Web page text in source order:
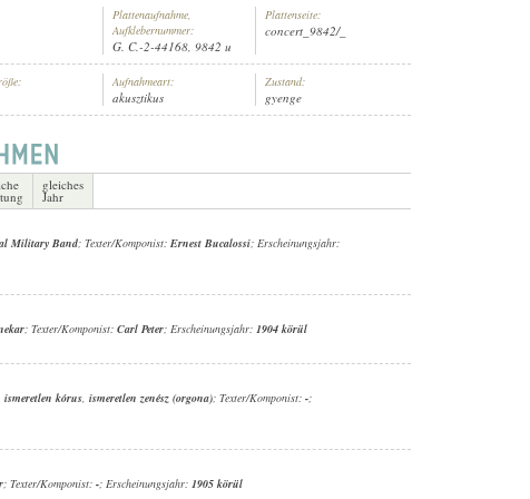
Plattenaufnahme,
Aufklebernummer:
G. C.-2-44168, 9842 u
Plattenseite:
concert_9842/_
Aufnahmeart:
akusztikus
Zustand:
gyenge
gleiches
Jahr
Military Band; Texter/Komponist: Ernest Bucalossi; Erscheinungsjahr:
; Texter/Komponist: Carl Peter; Erscheinungsjahr: 1904 körül
ismeretlen kórus, ismeretlen zenész (orgona); Texter/Komponist: -;
; Texter/Komponist: -; Erscheinungsjahr: 1905 körül